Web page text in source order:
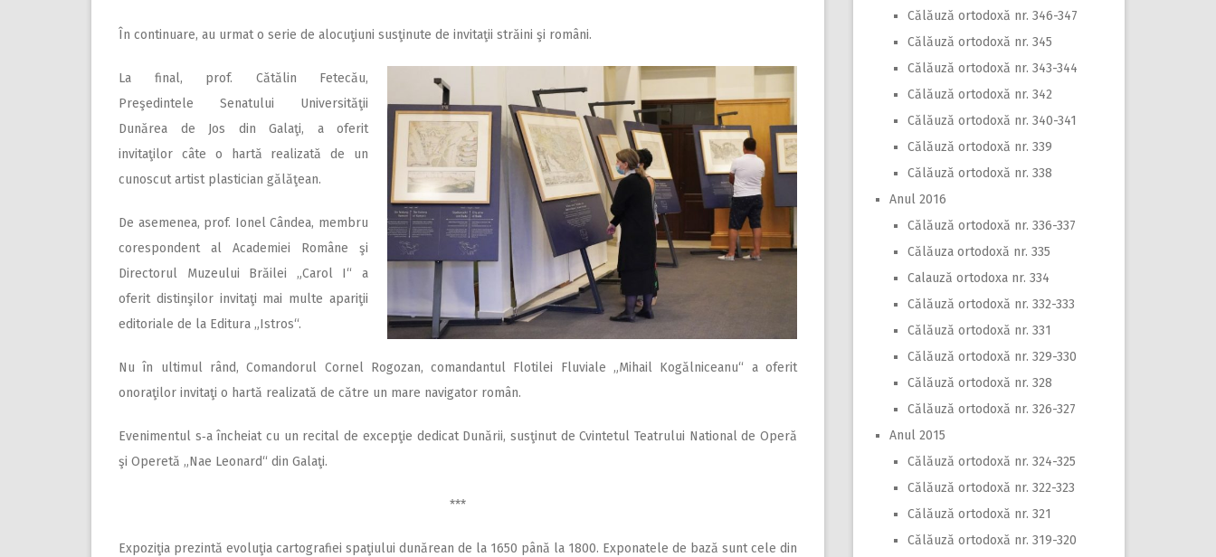
În continuare, au urmat o serie de alocuţiuni susţinute de invitaţii străini şi români.
La final, prof. Cătălin Fetecău,
Preşedintele Senatului Universităţii
Dunărea de Jos din Galaţi, a oferit
invitaţilor câte o hartă realizată de un
cunoscut artist plastician gălăţean.
De asemenea, prof. Ionel Cândea, membru
corespondent al Academiei Române şi
Directorul Muzeului Brăilei „Carol I“ a
oferit distinşilor invitaţi mai multe apariţii
editoriale de la Editura „Istros“.
Nu în ultimul rând, Comandorul Cornel Rogozan, comandantul Flotilei Fluviale „Mihail Kogălniceanu“ a oferit
onoraţilor invitaţi o hartă realizată de către un mare navigator român.
Evenimentul s‑a încheiat cu un recital de excepţie dedicat Dunării, susţinut de Cvintetul Teatrului National de Operă
şi Operetă „Nae Leonard“ din Galaţi.
***
Expoziţia prezintă evoluţia cartografiei spaţiului dunărean de la 1650 până la 1800. Exponatele de bază sunt cele din
Călăuză ortodoxă nr. 346-347
Călăuză ortodoxă nr. 345
Călăuză ortodoxă nr. 343-344
Călăuză ortodoxă nr. 342
Călăuză ortodoxă nr. 340-341
Călăuză ortodoxă nr. 339
Călăuză ortodoxă nr. 338
Anul 2016
Călăuză ortodoxă nr. 336-337
Călăuza ortodoxă nr. 335
Calauză ortodoxa nr. 334
Călăuză ortodoxă nr. 332-333
Călăuză ortodoxă nr. 331
Călăuză ortodoxă nr. 329-330
Călăuză ortodoxă nr. 328
Călăuză ortodoxă nr. 326-327
Anul 2015
Călăuză ortodoxă nr. 324-325
Călăuză ortodoxă nr. 322-323
Călăuză ortodoxă nr. 321
Călăuză ortodoxă nr. 319-320